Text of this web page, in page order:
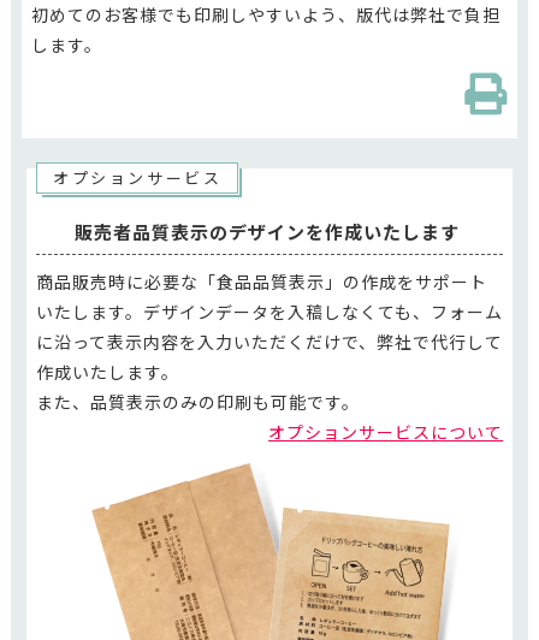
初めてのお客様でも印刷しやすいよう、版代は弊社で負担
します。
オプションサービス
販売者品質表示のデザインを作成いたします
商品販売時に必要な「食品品質表示」の作成をサポート
いたします。デザインデータを入稿しなくても、フォーム
に沿って表示内容を入力いただくだけで、弊社で代行して
作成いたします。
また、品質表示のみの印刷も可能です。
オプションサービスについて